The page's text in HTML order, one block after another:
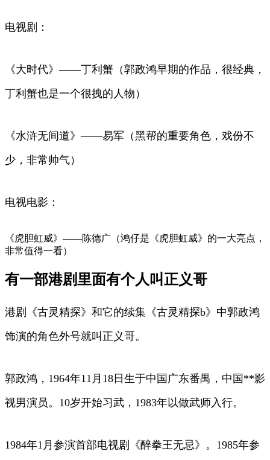
电视剧：
《大时代》——丁利蟹（郭政鸿早期的作品，很经典，
丁利蟹也是一个很拽的人物）
《水浒无间道》——易军（黑帮的重要角色，戏份不
少，非常帅气）
电视电影：
《虎胆虹威》——陈德广（鸿仔是《虎胆虹威》的一大亮点，
非常值得一看）
有一部港剧里面有个人叫正义哥
港剧《古灵精探》和它的续集《古灵精探b》中郭政鸿
饰演的角色外号就叫正义哥。
郭政鸿，1964年11月18日生于中国广东番禺，中国**影
视男演员。10岁开始习武，1983年以做武师入行。
1984年1月参演首部电视剧《醉拳王无忌》。1985年参